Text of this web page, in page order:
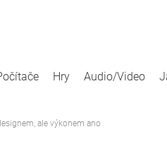
Hry Audio/Video
ale výkonem ano